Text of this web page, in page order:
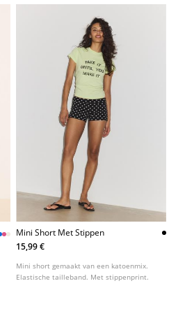
Verkrijgbaar in verschillende kleuren.
Mini Short Met Stippen
15,99 €
Mini short gemaakt van een katoenmix.
Elastische tailleband. Met stippenprint.